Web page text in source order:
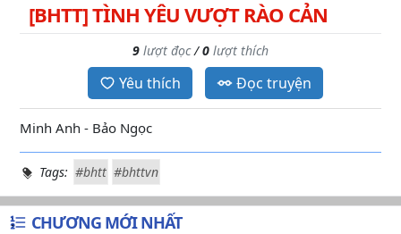
[BHTT] TÌNH YÊU VƯỢT RÀO CẢN
9 lượt đọc/0 lượt thích
Yêu thích Đọc truyện
Minh Anh - Bảo Ngọc
Tags: #bhtt #bhttvn
CHƯƠNG MỚI NHẤT